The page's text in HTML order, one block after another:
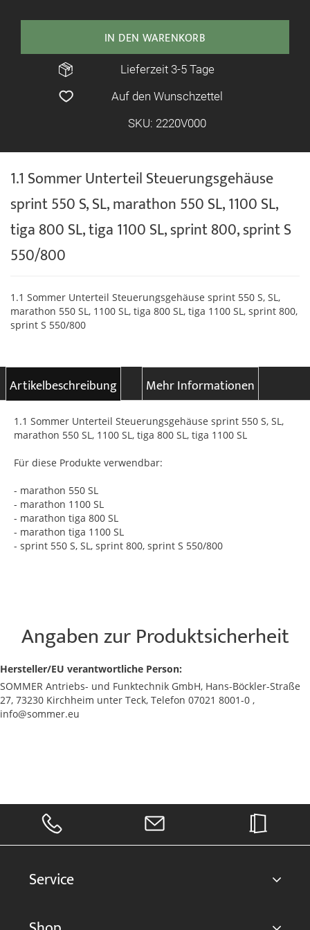
1.1 Sommer Unterteil Steuerungsgehäuse
sprint 550 S, SL, marathon 550 SL, 1100 SL,
tiga 800 SL, tiga 1100 SL, sprint 800, sprint S
550/800
IN DEN WARENKORB
Lieferzeit 3-5 Tage
Auf den Wunschzettel
SKU: 2220V000
1.1 Sommer Unterteil Steuerungsgehäuse sprint 550 S, SL,
marathon 550 SL, 1100 SL, tiga 800 SL, tiga 1100 SL, sprint 800,
sprint S 550/800
Artikelbeschreibung Mehr Informationen
1.1 Sommer Unterteil Steuerungsgehäuse sprint 550 S, SL,
marathon 550 SL, 1100 SL, tiga 800 SL, tiga 1100 SL
Für diese Produkte verwendbar:
- marathon 550 SL
- marathon 1100 SL
- marathon tiga 800 SL
- marathon tiga 1100 SL
- sprint 550 S, SL, sprint 800, sprint S 550/800
Angaben zur Produktsicherheit
Hersteller/EU verantwortliche Person:
SOMMER Antriebs- und Funktechnik GmbH, Hans-Böckler-Straße
27, 73230 Kirchheim unter Teck, Telefon 07021 8001-0 ,
info@sommer.eu
Service